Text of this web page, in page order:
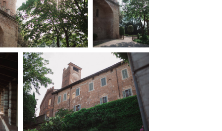
Accedi al tuo profilo
Nuovo utente
noi
- Scuola e Lavoro
Economici per
lavori in economia